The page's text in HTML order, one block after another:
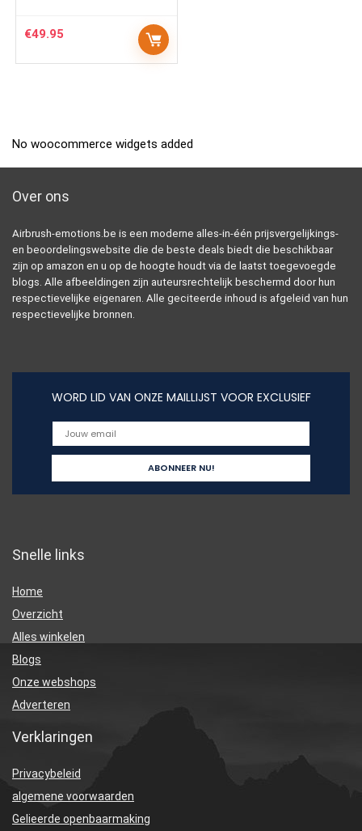
€49.95
No woocommerce widgets added
Over ons
Airbrush-emotions.be is een moderne alles-in-één prijsvergelijkings-
en beoordelingswebsite die de beste deals biedt die beschikbaar
zijn op amazon en u op de hoogte houdt via de laatst toegevoegde
blogs. Alle afbeeldingen zijn auteursrechtelijk beschermd door hun
respectievelijke eigenaren. Alle geciteerde inhoud is afgeleid van hun
respectievelijke bronnen.
WORD LID VAN ONZE MAILLIJST VOOR EXCLUSIEF
Snelle links
Home
Overzicht
Alles winkelen
Blogs
Onze webshops
Adverteren
Verklaringen
Privacybeleid
algemene voorwaarden
Gelieerde openbaarmaking